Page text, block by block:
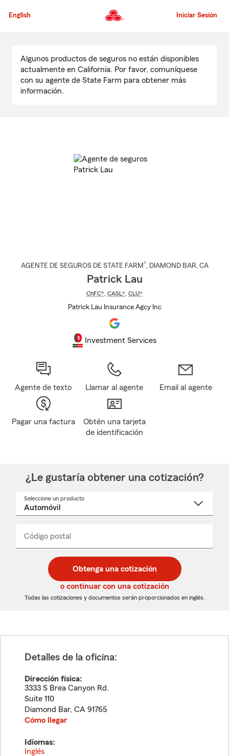
al
principal
English Iniciar Sesión
contenido
principal
Algunos productos de seguros no están disponibles
actualmente en California. Por favor, comuníquese
con su agente de State Farm para obtener más
información.
AGENTE DE SEGUROS DE STATE FARM®, DIAMOND BAR, CA
Patrick Lau
ChFC® CASL® CLU®
Patrick Lau Insurance Agcy Inc
Investment Services
Agente de texto Llamar al agente Email al agente
Pagar una factura
Obtén una tarjeta
de identificación
¿Le gustaría obtener una cotización?
Seleccione un producto
desplegable
Código postal
de
5
dígitos
de
5
dígitos
_____
Obtenga una cotización
o continuar con una cotización
Todas las cotizaciones y documentos serán proporcionados en inglés.
Detalles de la oficina:
Dirección física:
3333 S Brea Canyon Rd.
Suite 110
Diamond Bar, CA 91765
Cómo llegar
Idiomas:
Inglés